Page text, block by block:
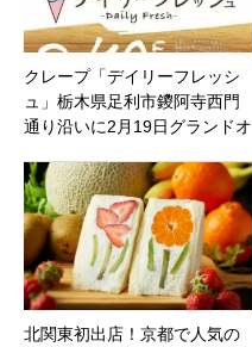
クレープ「デイリーフレッシ
ュ」栃木県足利市鑁阿寺西門
通り沿いに2月19日グランドオ
北関東初出店！京都で人気の